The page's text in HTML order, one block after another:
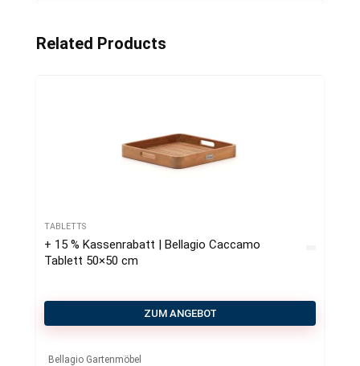
Related Products
TABLETTS
+ 15 % Kassenrabatt | Bellagio Caccamo
Tablett 50×50 cm
ZUM ANGEBOT
Bellagio Gartenmöbel